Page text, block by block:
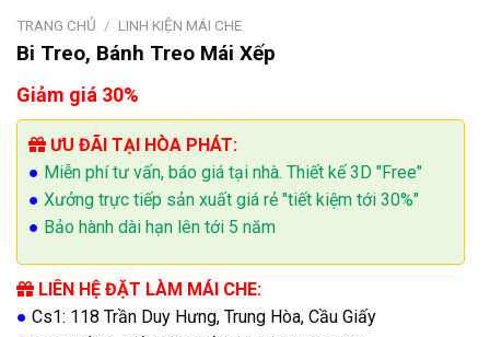
TRANG CHỦ / LINH KIỆN MÁI CHE
Bi Treo, Bánh Treo Mái Xếp
Giảm giá 30%
ƯU ĐÃI TẠI HÒA PHÁT:
● Miễn phí tư vấn, báo giá tại nhà. Thiết kế 3D "Free"
● Xưởng trực tiếp sản xuất giá rẻ "tiết kiệm tới 30%"
● Bảo hành dài hạn lên tới 5 năm
LIÊN HỆ ĐẶT LÀM MÁI CHE:
● Cs1: 118 Trần Duy Hưng, Trung Hòa, Cầu Giấy